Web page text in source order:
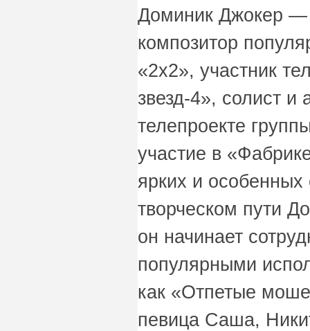
Доминик Джокер
композитор
«2x2», участник
звезд-4», солист и
телепроекте
участие в
ярких и
творческом пути
он начинает
популярными
как «Отпетые
певица Саша,